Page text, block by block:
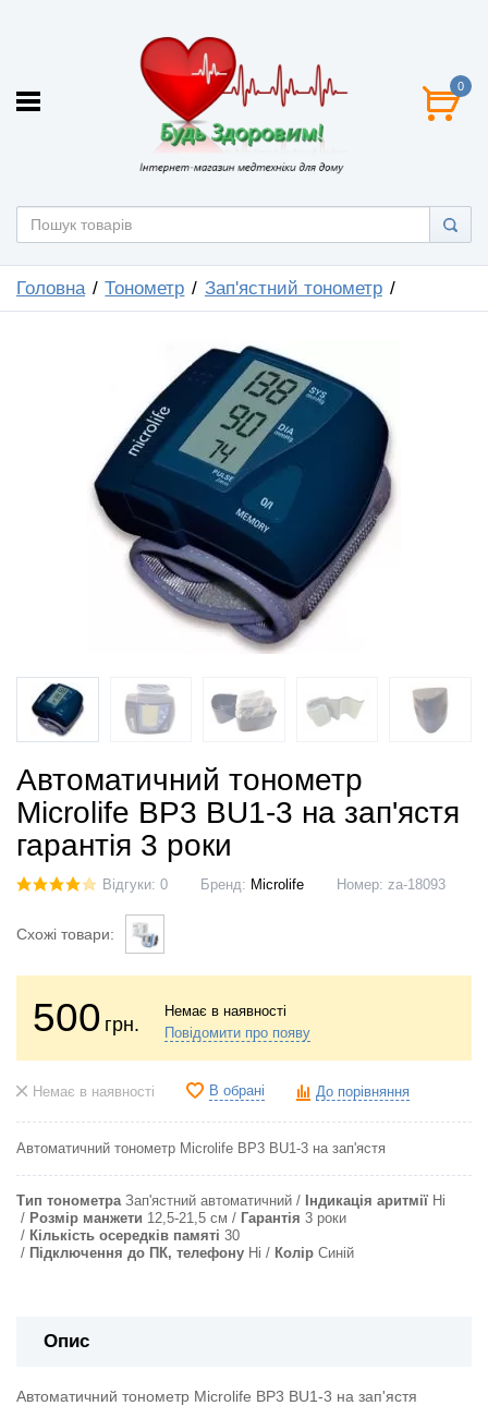
0
Головна Тонометр Зап'ястний тонометр
Автоматичний тонометр
Microlife BP3 BU1-3 на зап'ястя
гарантія 3 роки
Відгуки: 0 Бренд: Microlife Номер: za-18093
Схожі товари:
500 грн.
Немає в наявності
Повідомити про появу
Немає в наявності В обрані До порівняння
Автоматичний тонометр Microlife BP3 BU1-3 на зап'ястя
Тип тонометра Зап'ястний автоматичний Індикація аритмії Ні
Розмір манжети 12,5-21,5 см Гарантія 3 роки
Кількість осередків памяті 30
Підключення до ПК, телефону Ні Колір Синій
Опис
Автоматичний тонометр Microlife BP3 BU1-3 на зап'ястя